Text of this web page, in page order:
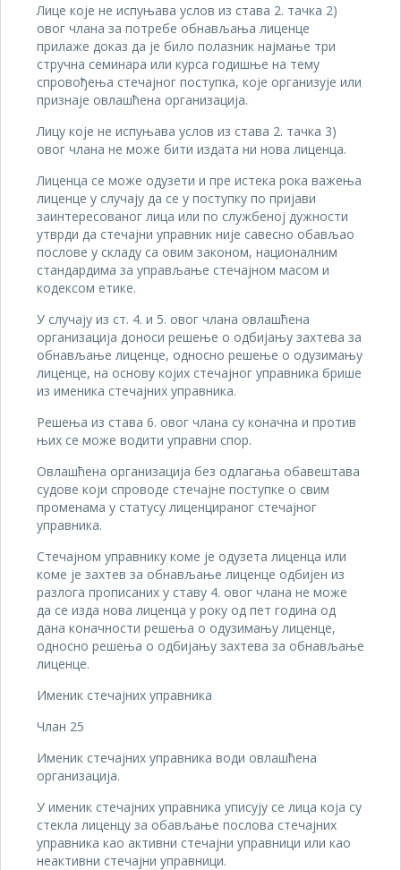
Лице које не испуњава услов из става 2. тачка 2)
овог члана за потребе обнављања лиценце
прилаже доказ да је било полазник најмање три
стручна семинара или курса годишње на тему
спровођења стечајног поступка, које организује или
признаје овлашћена организација.
Лицу које не испуњава услов из става 2. тачка 3)
овог члана не може бити издата ни нова лиценца.
Лиценца се може одузети и пре истека рока важења
лиценце у случају да се у поступку по пријави
заинтересованог лица или по службеној дужности
утврди да стечајни управник није савесно обављао
послове у складу са овим законом, националним
стандардима за управљање стечајном масом и
кодексом етике.
У случају из ст. 4. и 5. овог члана овлашћена
организација доноси решење о одбијању захтева за
обнављање лиценце, односно решење о одузимању
лиценце, на основу којих стечајног управника брише
из именика стечајних управника.
Решења из става 6. овог члана су коначна и против
њих се може водити управни спор.
Овлашћена организација без одлагања обавештава
судове који спроводе стечајне поступке о свим
променама у статусу лиценцираног стечајног
управника.
Стечајном управнику коме је одузета лиценца или
коме је захтев за обнављање лиценце одбијен из
разлога прописаних у ставу 4. овог члана не може
да се изда нова лиценца у року од пет година од
дана коначности решења о одузимању лиценце,
односно решења о одбијању захтева за обнављање
лиценце.
Именик стечајних управника
Члан 25
Именик стечајних управника води овлашћена
организација.
У именик стечајних управника уписују се лица која су
стекла лиценцу за обављање послова стечајних
управника као активни стечајни управници или као
неактивни стечајни управници.